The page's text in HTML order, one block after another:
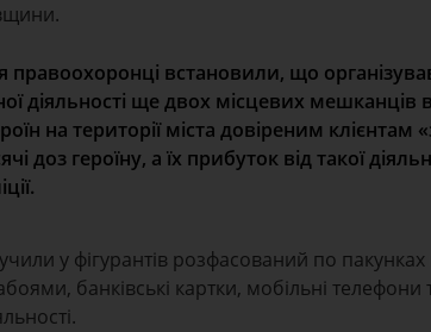
правоохоронці встановили, що
діяльності ще двох місцевих мешканців
на території міста довіреним клієнтам
доз героїну, а їх прибуток від такої
у фігурантів розфасований по пакунках
банківські картки, мобільні телефони